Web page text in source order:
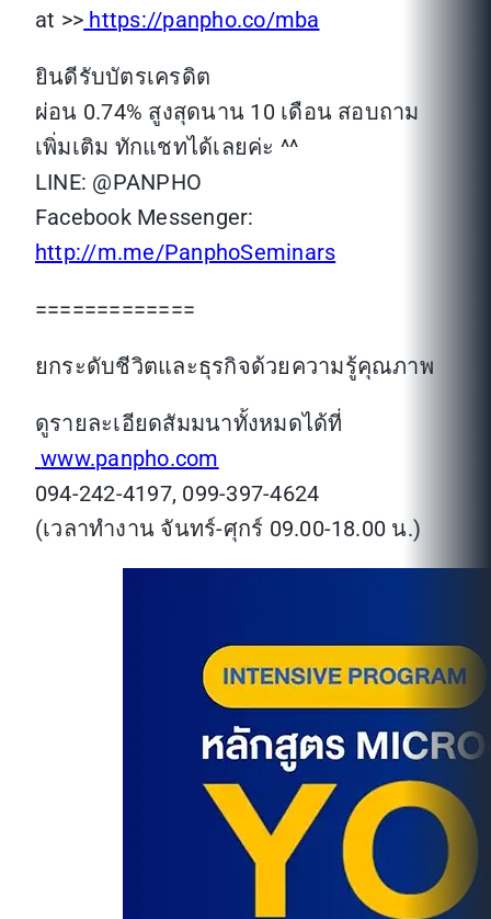
at >> https://panpho.co/mba
ยินดีรับบัตรเครดิต
ผ่อน 0.74% สูงสุดนาน 10 เดือน สอบถาม
เพิ่มเติม ทักแชทได้เลยค่ะ ^^
LINE: @PANPHO
Facebook Messenger:
http://m.me/PanphoSeminars
=============
ยกระดับชีวิตและธุรกิจด้วยความรู้คุณภาพ
ดูรายละเอียดสัมมนาทั้งหมดได้ที่
www.panpho.com
094-242-4197, 099-397-4624
(เวลาทำงาน จันทร์-ศุกร์ 09.00-18.00 น.)